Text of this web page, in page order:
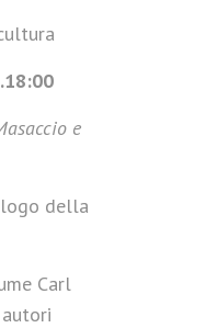
e
della
Carl